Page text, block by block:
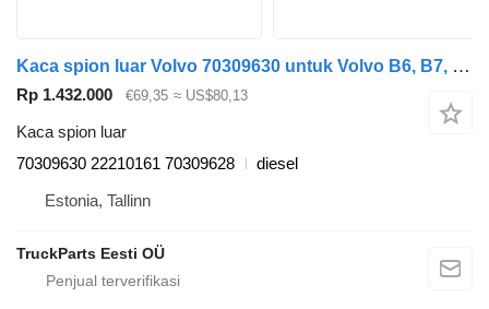
Kaca spion luar Volvo 70309630 untuk Volvo B6, B7, B9, B10, B12 bus (1978-2011)
Rp 1.432.000 €69,35 ≈ US$80,13
Kaca spion luar
70309630 22210161 70309628
diesel
Estonia, Tallinn
TruckParts Eesti OÜ